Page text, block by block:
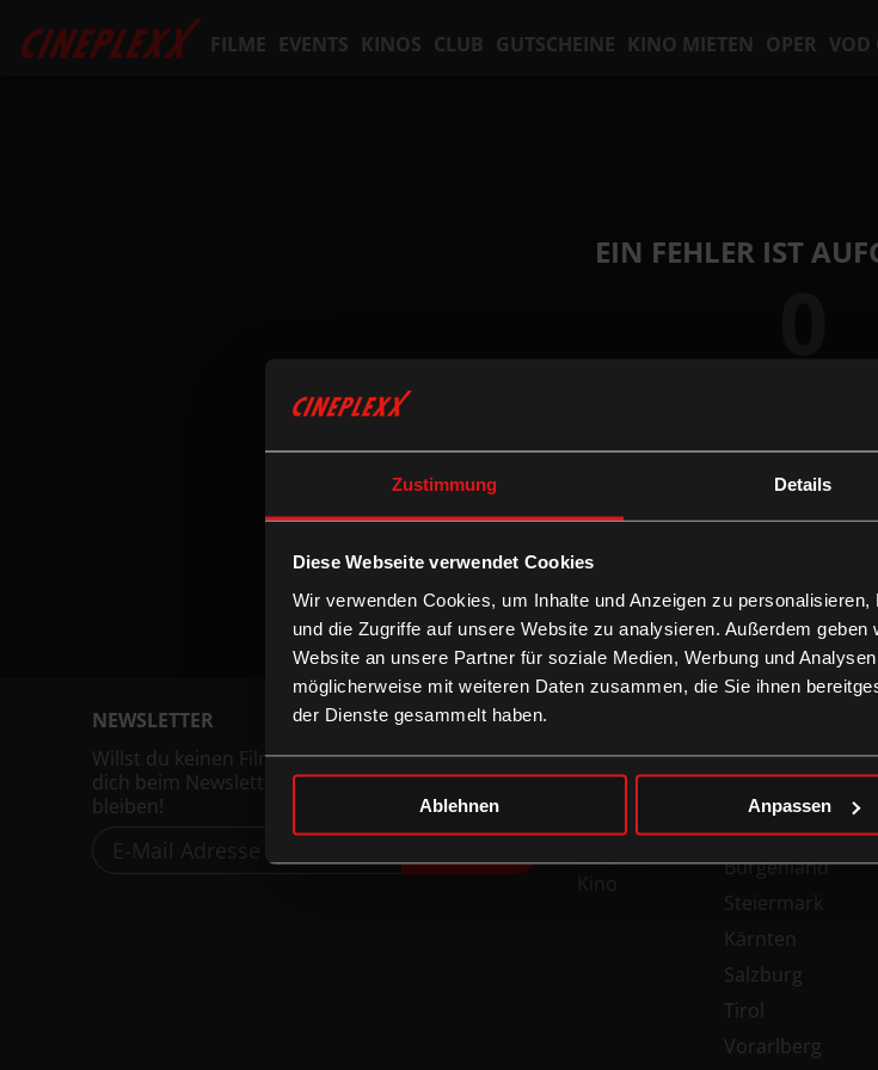
Zustimmung Details
Diese Webseite verwendet Cookies
Wir verwenden Cookies, um Inhalte und Anzeigen zu
und die Zugriffe auf unsere Website zu analysieren. Außerdem
Website an unsere Partner für soziale Medien, Werbung und
möglicherweise mit weiteren Daten zusammen, die Sie ihnen
der Dienste gesammelt haben.
Ablehnen Anpassen
FILME EVENTS KINOS CLUB GUTSCHEINE KINO MIETEN OPER VOD
EIN FEHLER IST
ZUR STARTSEITE
NEWSLETTER
Willst du keinen Film verpassen, registriere
dich beim Newsletter um am Laufenden zu
bleiben!
Top Filme
Bald im
Kino
Wien
Niederösterreich
Oberösterreich
Burgenland
Steiermark
Kärnten
Salzburg
Tirol
Vorarlberg